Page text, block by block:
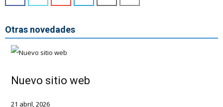
Otras novedades
Nuevo sitio web
21 abril, 2026